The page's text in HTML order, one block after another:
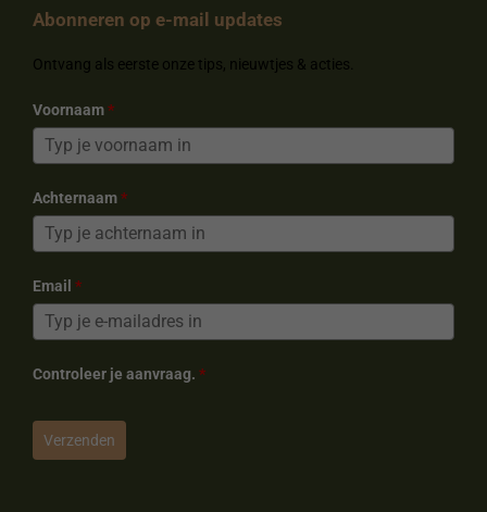
o
k
r
s
g
a
k
Abonneren op e-mail updates
Ontvang als eerste onze tips, nieuwtjes & acties.
Voornaam*
Achternaam*
Email *
Controleer je aanvraag. *
Verzenden